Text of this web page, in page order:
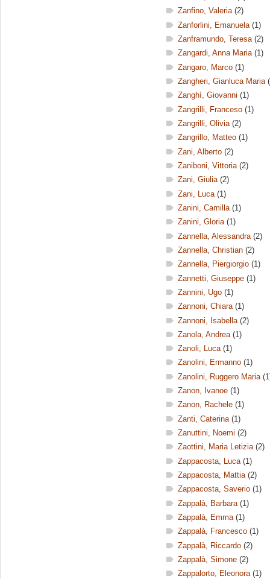
Zanfino, Valeria(2)
Zanforlini, Emanuela(1)
Zanframundo, Teresa(2)
Zangardi, Anna Maria(1)
Zangaro, Marco(1)
Zangheri, Gianluca Maria
Zanghì, Giovanni (1)
Zangrilli, Franceso(1)
Zangrilli, Olivia(2)
Zangrillo, Matteo(1)
Zani, Alberto(2)
Zaniboni, Vittoria(2)
Zani, Giulia(2)
Zani, Luca(1)
Zanini, Camilla(1)
Zanini, Gloria(1)
Zannella, Alessandra(2)
Zannella, Christian(2)
Zannella, Piergiorgio(1)
Zannetti, Giuseppe(1)
Zannini, Ugo(1)
Zannoni, Chiara(1)
Zannoni, Isabella(2)
Zanola, Andrea(1)
Zanoli, Luca(1)
Zanolini, Ermanno(1)
Zanolini, Ruggero Maria
Zanon, Ivanoe(1)
Zanon, Rachele(1)
Zanti, Caterina(1)
Zanuttini, Noemi (2)
Zaottini, Maria Letizia(2)
Zappacosta, Luca(1)
Zappacosta, Mattia(2)
Zappacosta, Saverio(1)
Zappalà, Barbara(1)
Zappalà, Emma(1)
Zappalà, Francesco(1)
Zappalà, Riccardo(2)
Zappalà, Simone(2)
Zappalorto, Eleonora(1)